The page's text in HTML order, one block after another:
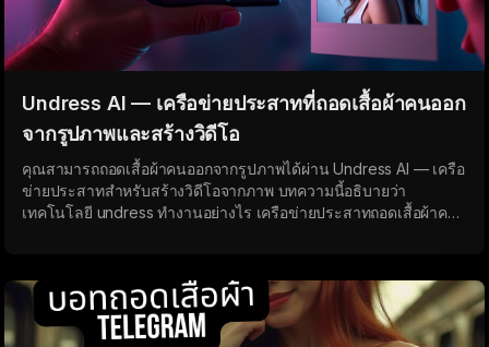
Undress AI — เครือข่ายประสาทที่ถอดเสื้อผ้าคนออก
จากรูปภาพและสร้างวิดีโอ
คุณสามารถถอดเสื้อผ้าคนออกจากรูปภาพได้ผ่าน Undress AI — เครือ
ข่ายประสาทสำหรับสร้างวิดีโอจากภาพ บทความนี้อธิบายว่า
เทคโนโลยี undress ทำงานอย่างไร เครือข่ายประสาทถอดเสื้อผ้าคน